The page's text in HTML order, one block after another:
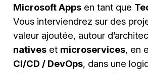
Microsoft Apps en tant que
Vous interviendrez sur des
valeur ajoutée, autour
natives et microservices, en
CI/CD / DevOps, dans une